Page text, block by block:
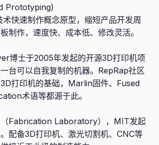
Prototyping)
快速制作概念原型，缩短产品开发周
制作，速度快、成本低、修改灵活。
博士于2005年发起的开源3D打印机项
台可以自我复制的机器。RepRap社区
打印机的基础，Marlin固件、Fused
术语等都源于此。
（Fabrication Laboratory），MIT发起
配备3D打印机、激光切割机、CNC等